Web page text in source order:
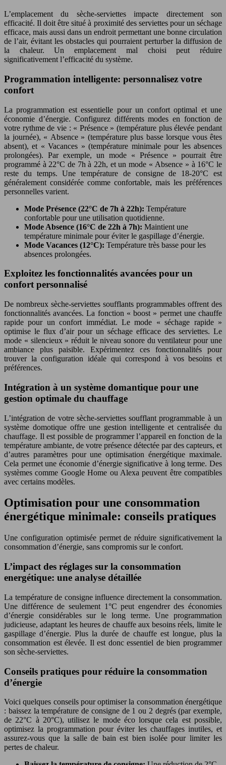
L’emplacement du sèche-serviettes impacte directement son
efficacité. Il doit être situé à proximité des serviettes pour un séchage
efficace, mais aussi dans un endroit permettant une bonne circulation
de l’air, évitant les obstacles qui pourraient perturber la diffusion de
la chaleur. Un emplacement mal choisi peut réduire
significativement l’efficacité du système.
Programmation intelligente: personnalisez votre
confort
La programmation est essentielle pour un confort optimal et une
économie d’énergie. Configurez différents modes en fonction de
votre rythme de vie : « Présence » (température plus élevée pendant
la journée), « Absence » (température plus basse lorsque vous êtes
absent), et « Vacances » (température minimale pour les absences
prolongées). Par exemple, un mode « Présence » pourrait être
programmé à 22°C de 7h à 22h, et un mode « Absence » à 16°C le
reste du temps. Une température de consigne de 18-20°C est
généralement considérée comme confortable, mais les préférences
personnelles varient.
Mode Présence (22°C de 7h à 22h): Température
confortable pour une utilisation quotidienne.
Mode Absence (16°C de 22h à 7h): Maintient une
température minimale pour éviter le gaspillage d’énergie.
Mode Vacances (12°C): Température très basse pour les
absences prolongées.
Exploitez les fonctionnalités avancées pour un
confort personnalisé
De nombreux sèche-serviettes soufflants programmables offrent des
fonctionnalités avancées. La fonction « boost » permet une chauffe
rapide pour un confort immédiat. Le mode « séchage rapide »
optimise le flux d’air pour un séchage efficace des serviettes. Le
mode « silencieux » réduit le niveau sonore du ventilateur pour une
ambiance plus paisible. Expérimentez ces fonctionnalités pour
trouver la configuration idéale qui correspond à vos besoins et
préférences.
Intégration à un système domantique pour une
gestion optimale du chauffage
L’intégration de votre sèche-serviettes soufflant programmable à un
système domotique offre une gestion intelligente et centralisée du
chauffage. Il est possible de programmer l’appareil en fonction de la
température ambiante, de votre présence détectée par des capteurs, et
d’autres paramètres pour une optimisation énergétique maximale.
Cela permet une économie d’énergie significative à long terme. Des
systèmes comme Google Home ou Alexa peuvent être compatibles
avec certains modèles.
Optimisation pour une consommation
énergétique minimale: conseils pratiques
Une configuration optimisée permet de réduire significativement la
consommation d’énergie, sans compromis sur le confort.
L’impact des réglages sur la consommation
energétique: une analyse détaillée
La température de consigne influence directement la consommation.
Une différence de seulement 1°C peut engendrer des économies
d’énergie considérables sur le long terme. Une programmation
judicieuse, adaptant les heures de chauffe aux besoins réels, limite le
gaspillage d’énergie. Plus la durée de chauffe est longue, plus la
consommation est élevée. Il est donc essentiel de bien programmer
son sèche-serviettes.
Conseils pratiques pour réduire la consommation
d’énergie
Voici quelques conseils pour optimiser la consommation énergétique
: baissez la température de consigne de 1 ou 2 degrés (par exemple,
de 22°C à 20°C), utilisez le mode éco lorsque cela est possible,
optimisez la programmation pour éviter les chauffages inutiles, et
assurez-vous que la salle de bain est bien isolée pour limiter les
pertes de chaleur.